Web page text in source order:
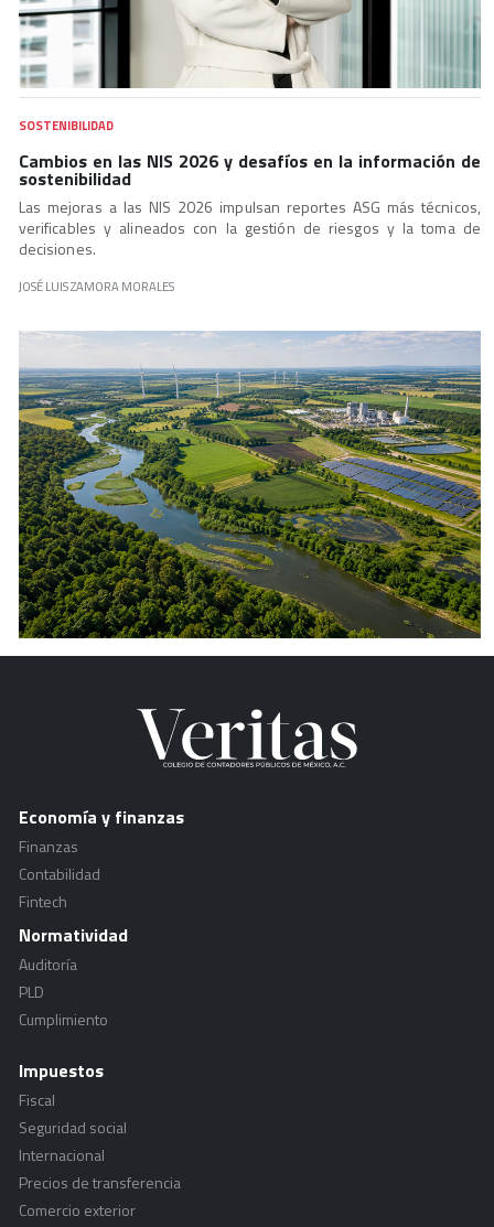
SOSTENIBILIDAD
Cambios en las NIS 2026 y desafíos en la información de
sostenibilidad
Las mejoras a las NIS 2026 impulsan reportes ASG más técnicos,
verificables y alineados con la gestión de riesgos y la toma de
decisiones.
JOSÉ LUIS ZAMORA MORALES
Economía y finanzas
Finanzas
Contabilidad
Fintech
Normatividad
Auditoría
PLD
Cumplimiento
Impuestos
Fiscal
Seguridad social
Internacional
Precios de transferencia
Comercio exterior